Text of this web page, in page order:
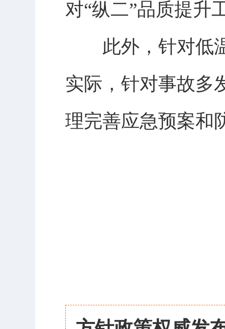
对“纵二”品质提升
此外，针对低温
实际，针对事故多
理完善应急预案和